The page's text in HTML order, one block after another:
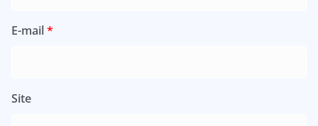
E-mail*
Site